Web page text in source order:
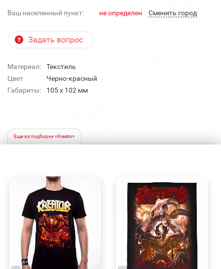
Ваш населенный пункт: не определен Cменить город
Задать вопрос
Материал:
Текстиль
Цвет:
Черно-красный
Габариты:
105 x 102 мм
Еще из подборки «Kreator»